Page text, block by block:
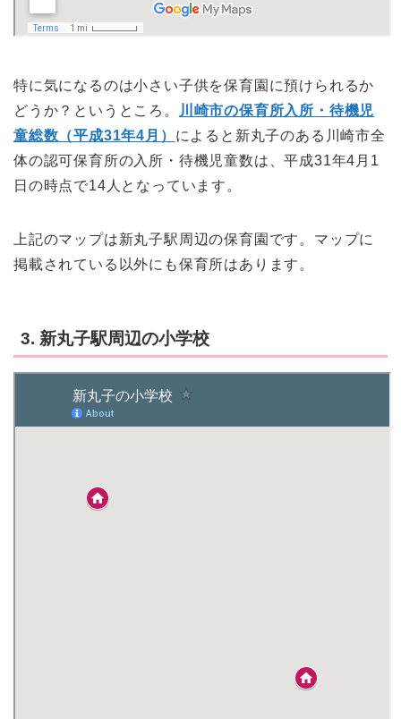
特に気になるのは小さい子供を保育園に預けられるか
どうか？というところ。
川崎市の保育所入所・待機児
童総数（平成31年4月） によると新丸子のある川崎市全
体の認可保育所の入所・待機児童数は、平成31年4月1
日の時点で14人となっています。
上記のマップは新丸子駅周辺の保育園です。マップに
掲載されている以外にも保育所はあります。
3. 新丸子駅周辺の小学校